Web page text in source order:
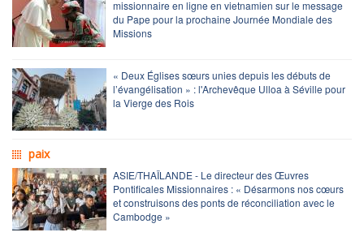
missionnaire en ligne en vietnamien sur le message
du Pape pour la prochaine Journée Mondiale des
Missions
« Deux Églises sœurs unies depuis les débuts de
l’évangélisation » : l'Archevêque Ulloa à Séville pour
la Vierge des Rois
paix
ASIE/THAÏLANDE - Le directeur des Œuvres
Pontificales Missionnaires : « Désarmons nos cœurs
et construisons des ponts de réconciliation avec le
Cambodge »